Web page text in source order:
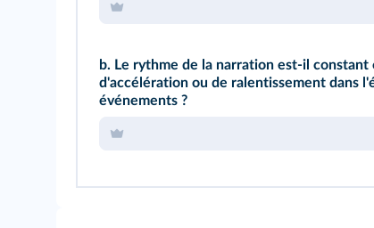
b. Le rythme de la narration est-il
d'accélération ou de ralentissement dans
événements ?